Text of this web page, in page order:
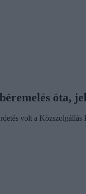
óta,
volt a